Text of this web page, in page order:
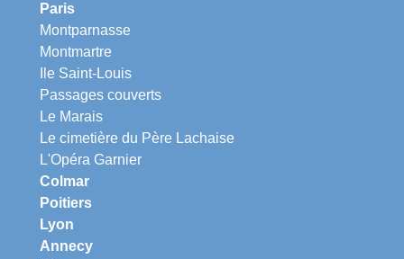
Paris
Montparnasse
Montmartre
Ile Saint-Louis
Passages couverts
Le Marais
Le cimetière du Père Lachaise
L'Opéra Garnier
Colmar
Poitiers
Lyon
Annecy